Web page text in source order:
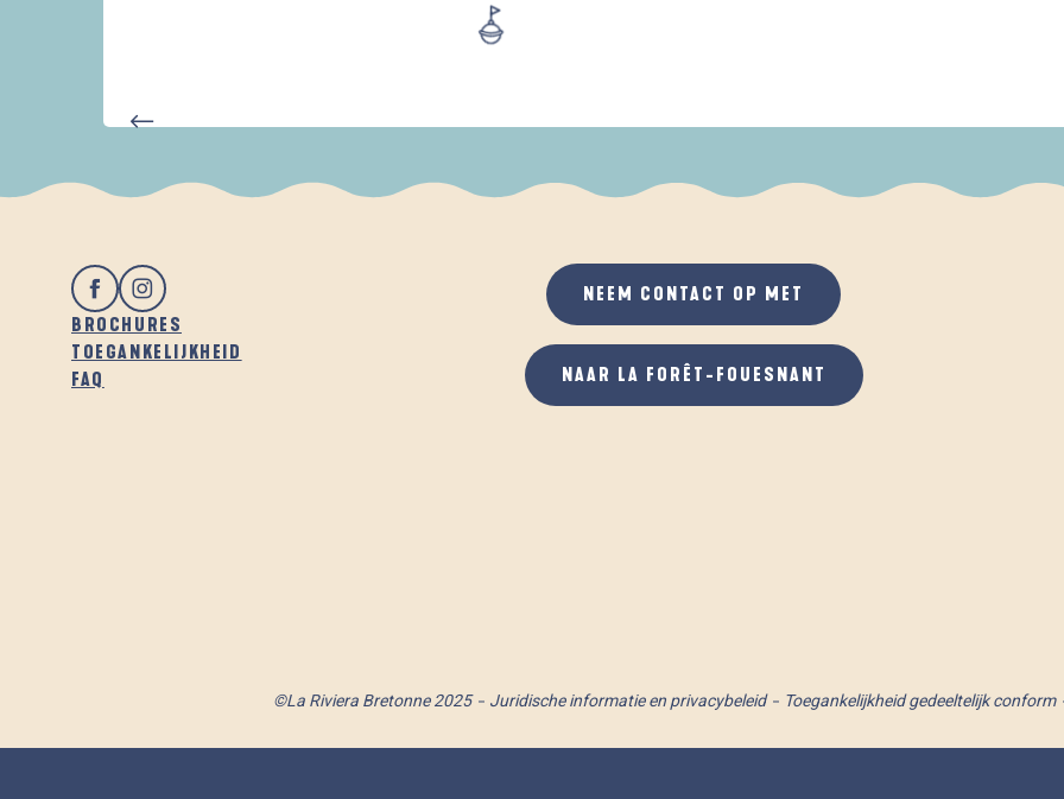
BROCHURES
TOEGANKELIJKHEID
FAQ
NEEM CONTACT OP MET
NAAR LA FORÊT-FOUESNANT
©La Riviera Bretonne 2025 Juridische informatie en privacybeleid Toegankelijkheid gedeeltelijk conform